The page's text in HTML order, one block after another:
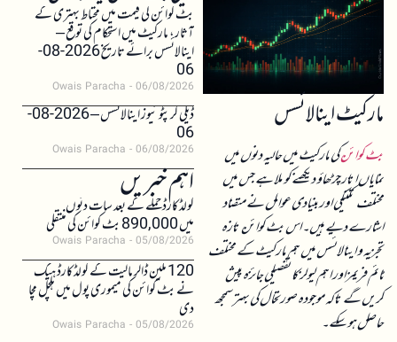
مارکیٹ اینالائسس
بٹ کوائنکی مارکیٹ میں حالیہ دنوں میں
نمایاں اتار چڑھاؤ دیکھنے کو ملا ہے جس میں
مختلف تکنیکی اور بنیادی عوامل نے متضاد
اشارے دیے ہیں۔ اس بٹ کوائن تازہ
تجزیہ و اینالائسس میں ہم مارکیٹ کے مختلف
ٹائم فریمز اور اہم لیولز کا تفصیلی جائزہ پیش
کریں گے تاکہ موجودہ صورتحال کی بہتر سمجھ
حاصل ہو سکے۔
بٹ کوائن کی قیمت میں محتاط بہتری کے
آثار، مارکیٹ میں استحکام کی توقع –
اینالائسس برائے تاریخ 2026-08-
06
Owais Paracha 06/08/2026
ڈیلی کرپٹو نیوز اینالائسس – 2026-08-
06
Owais Paracha 06/08/2026
اہم خبریں
کولڈکارڈ حملے کے بعد سات دنوں
میں 890,000 بٹ کوائن کی منتقلی
Owais Paracha 05/08/2026
120 ملین ڈالر مالیت کے کولڈکارڈ ہیک
نے بٹ کوائن کی میموری پول میں ہلچل مچا
دی
Owais Paracha 05/08/2026